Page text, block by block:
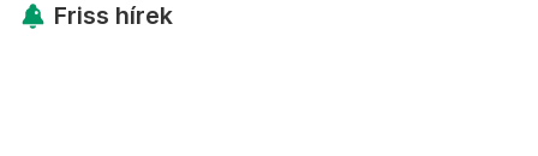
Friss hírek